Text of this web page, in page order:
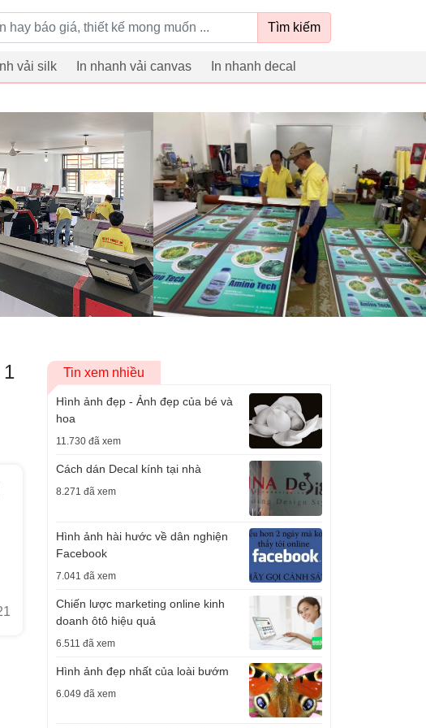
Tìm kiếm
vải silk In nhanh vải canvas In nhanh decal
Tin xem nhiều
Hình ảnh đẹp - Ảnh đẹp của bé và
hoa
11.730 đã xem
Cách dán Decal kính tại nhà
8.271 đã xem
Hình ảnh hài hước về dân nghiện
Facebook
7.041 đã xem
Chiến lược marketing online kinh
doanh ôtô hiệu quả
6.511 đã xem
Hình ảnh đẹp nhất của loài bướm
6.049 đã xem